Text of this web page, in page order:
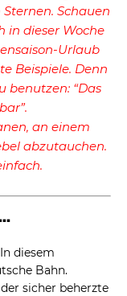
Schauen
in dieser Woche
Urlaub
Beispiele. Denn
benutzen: “Das
an einem
abzutauchen.
diesem
Bahn.
sicher beherzte